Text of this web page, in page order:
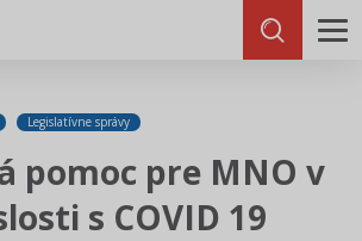
Legislatívne správy
pomoc pre MNO v
s COVID 19